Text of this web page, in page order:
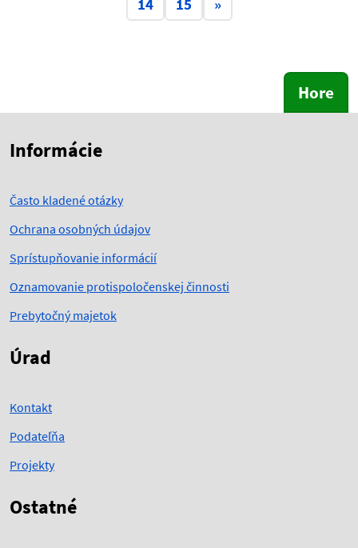
14
15 »
Hore
Informácie
Často kladené otázky
Ochrana osobných údajov
Sprístupňovanie informácií
Oznamovanie protispoločenskej činnosti
Prebytočný majetok
Úrad
Kontakt
Podateľňa
Projekty
Ostatné